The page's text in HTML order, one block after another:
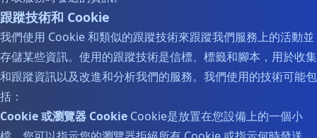
跟蹤技術和 Cookie
我們使用 Cookie 和類似的跟蹤技術來跟蹤我們服務上的活動並
存儲某些資訊。使用的跟蹤技術是信標、標籤和腳本，用於收集
和跟蹤資訊以及改進和分析我們的服務。我們使用的技術可能包
括：
Cookie 或瀏覽器 Cookie Cookie是放置在您設備上的一個小